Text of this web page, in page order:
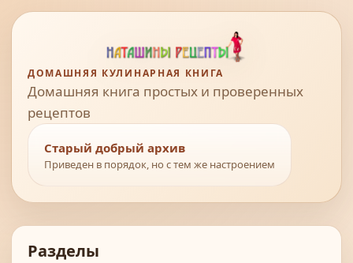
ДОМАШНЯЯ КУЛИНАРНАЯ КНИГА
Домашняя книга простых и проверенных
рецептов
Старый добрый архив
Приведен в порядок, но с тем же настроением
Разделы